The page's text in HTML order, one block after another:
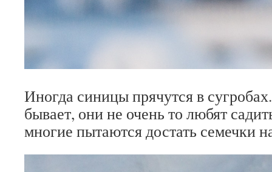
Иногда синицы прячутся в
бывает, они не очень то любят
многие пытаются достать семечки